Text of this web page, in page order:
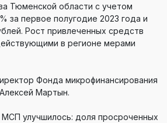
Тюменской области с учетом
за первое полугодие 2023 года и
Рост привлеченных средств
в регионе мерами
Фонда микрофинансирования
Мартын.
улучшилось: доля просроченных